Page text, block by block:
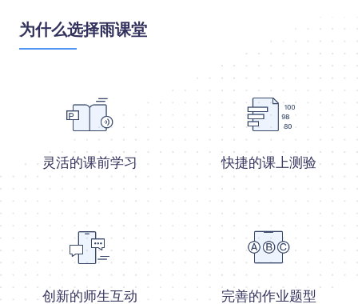
为什么选择雨课堂
灵活的课前学习 快捷的课上测验
创新的师生互动 完善的作业题型